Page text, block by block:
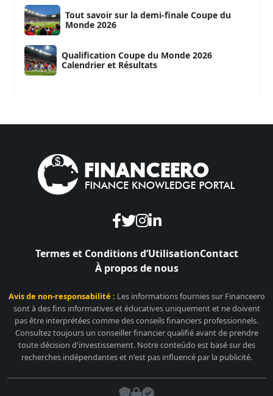
Tout savoir sur la demi-finale Coupe du
Monde 2026
Qualification Coupe du Monde 2026
Calendrier et Résultats
Termes et Conditions d’UtilisationContact
À propos de nous
Avis de non-responsabilité : Les informations fournies sur Financeero
sont à des fins informatives et éducatives uniquement et ne doivent
pas être interprétées comme des conseils financiers professionnels.
Consultez toujours un conseiller financier qualifié avant de prendre
toute décision d'investissement. Notre conteúdo est basé sur des
recherches indépendantes et n'est pas influencé par la publicité.